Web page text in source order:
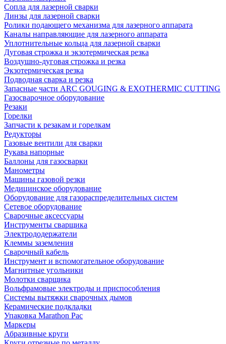
Сопла для лазерной сварки
Линзы для лазерной сварки
Ролики подающего механизма для лазерного аппарата
Каналы направляющие для лазерного аппарата
Уплотнительные кольца для лазерной сварки
Дуговая строжка и экзотермическая резка
Воздушно-дуговая строжка и резка
Экзотермическая резка
Подводная сварка и резка
Запасные части ARC GOUGING & EXOTHERMIC CUTTING
Газосварочное оборудование
Резаки
Горелки
Запчасти к резакам и горелкам
Редукторы
Газовые вентили для сварки
Рукава напорные
Баллоны для газосварки
Манометры
Машины газовой резки
Медицинское оборудование
Оборудование для газораспределительных систем
Сетевое оборудование
Сварочные аксессуары
Инструменты сварщика
Электрододержатели
Клеммы заземления
Сварочный кабель
Инструмент и вспомогательное оборудование
Магнитные угольники
Молотки сварщика
Вольфрамовые электроды и приспособления
Системы вытяжки сварочных дымов
Керамические подкладки
Упаковка Marathon Pac
Маркеры
Абразивные круги